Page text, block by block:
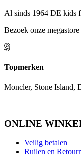
Al sinds 1964 DE kids
Bezoek onze
Topmerken
Moncler, Stone Island,
ONLINE
Veilig betalen
Ruilen en